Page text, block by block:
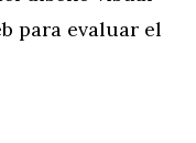
para evaluar el